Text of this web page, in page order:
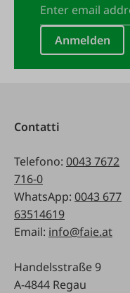
Anmelden
Contatti
Telefono: 0043 7672
716-0
WhatsApp: 0043 677
63514619
Email: info@faie.at
Handelsstraße 9
A-4844 Regau